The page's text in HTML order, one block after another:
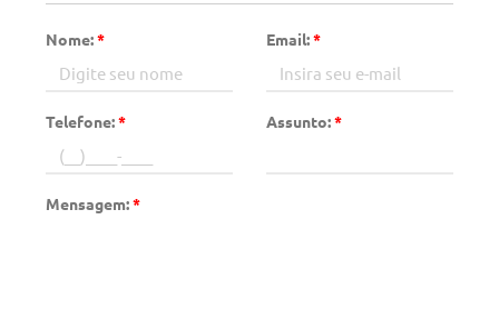
Nome:* Email:*
Telefone:* Assunto:*
Mensagem:*